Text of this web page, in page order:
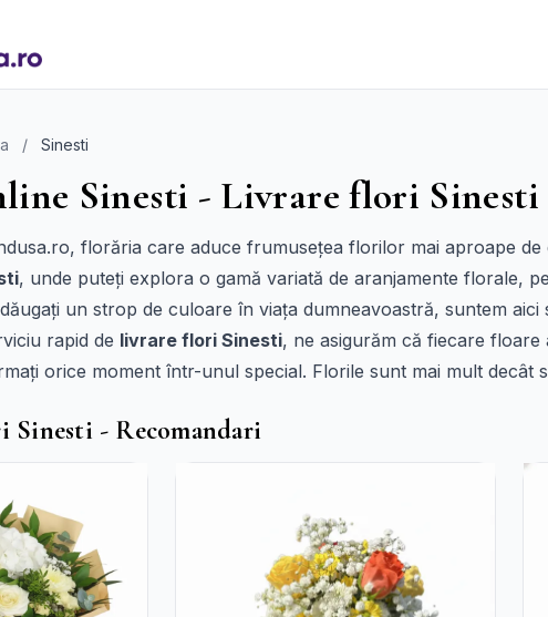
/ Sinesti
Sinesti - Livrare flori Sinesti
florăria care aduce frumusețea florilor mai aproape
, unde puteți explora o gamă variată de aranjamente florale,
un strop de culoare în viața dumneavoastră, suntem aici
rapid de livrare flori Sinesti, ne asigurăm că fiecare floare
orice moment într-unul special. Florile sunt mai mult decât
Sinesti - Recomandari